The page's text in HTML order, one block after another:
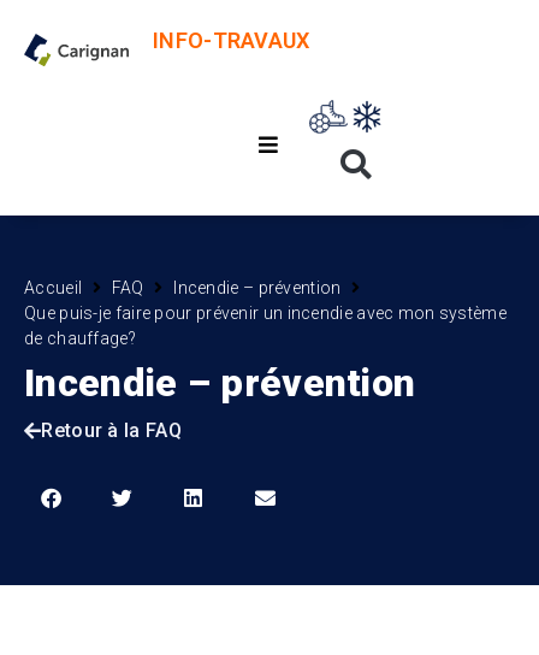
INFO-TRAVAUX
Accueil FAQ
Incendie – prévention
Que puis-je faire pour prévenir un incendie avec mon système
de chauffage?
Incendie – prévention
Retour à la FAQ